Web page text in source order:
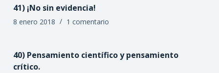
41) ¡No sin evidencia!
8 enero 2018 1 comentario
40) Pensamiento científico y pensamiento
crítico.